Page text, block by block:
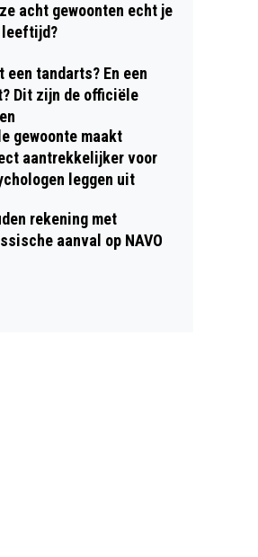
acht gewoonten echt je
leeftijd?
een tandarts? En een
Dit zijn de officiële
gewoonte maakt
aantrekkelijker voor
leggen uit
rekening met
aanval op NAVO